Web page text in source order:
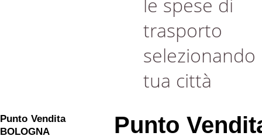
trasporto
selezionando
tua città
Punto Vendita
BOLOGNA
Punto